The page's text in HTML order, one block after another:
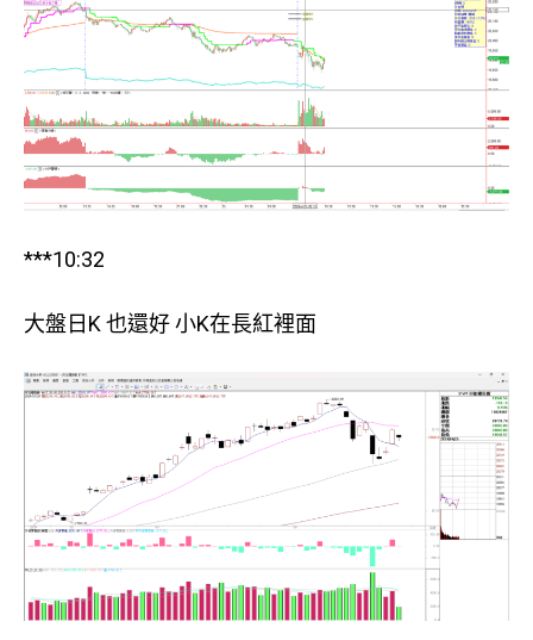
***10:32
大盤日K 也還好 小K在長紅裡面